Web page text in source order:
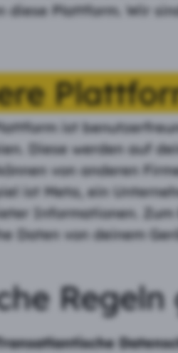
diese Plattform. Wir
ist
Diese werden auf
können von anderen
ist Meta, ein
Informationen.
Daten von deinem